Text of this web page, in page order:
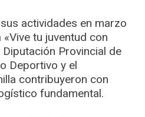
actividades en marzo
tu juventud con
Provincial de
Deportivo y el
contribuyeron con
fundamental.